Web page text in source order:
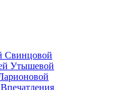
Свинцовой
Утышевой